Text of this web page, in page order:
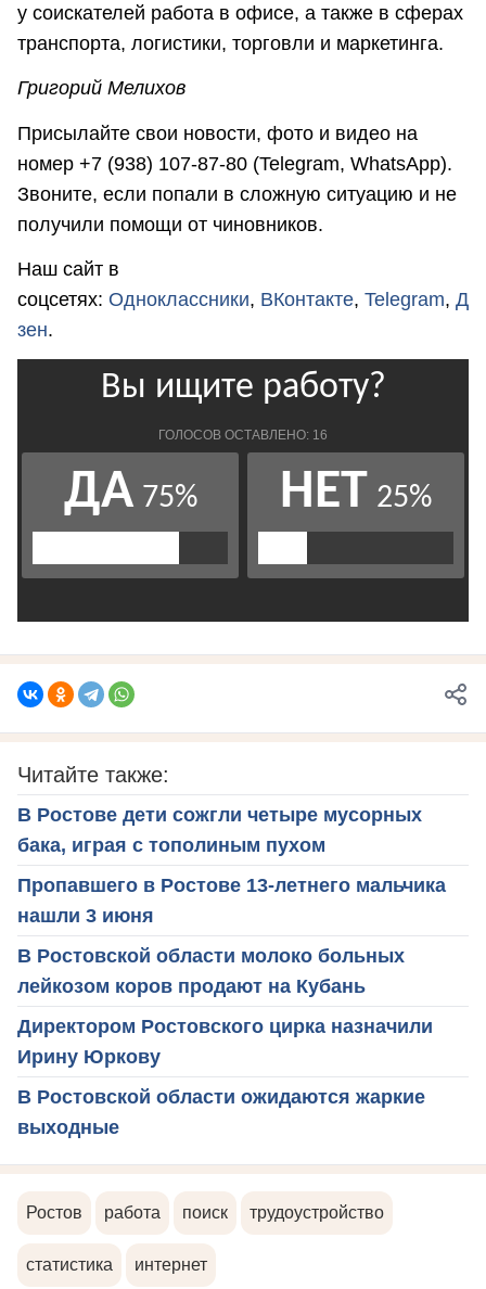
у соискателей работа в офисе, а также в сферах
транспорта, логистики, торговли и маркетинга.
Григорий Мелихов
Присылайте свои новости, фото и видео на
номер +7 (938) 107-87-80 (Telegram, WhatsApp).
Звоните, если попали в сложную ситуацию и не
получили помощи от чиновников.
Наш сайт в
соцсетях: Одноклассники, ВКонтакте, Telegram, Д
зен.
Читайте также:
В Ростове дети сожгли четыре мусорных
бака, играя с тополиным пухом
Пропавшего в Ростове 13-летнего мальчика
нашли 3 июня
В Ростовской области молоко больных
лейкозом коров продают на Кубань
Директором Ростовского цирка назначили
Ирину Юркову
В Ростовской области ожидаются жаркие
выходные
Ростов работа поиск трудоустройство
статистика интернет